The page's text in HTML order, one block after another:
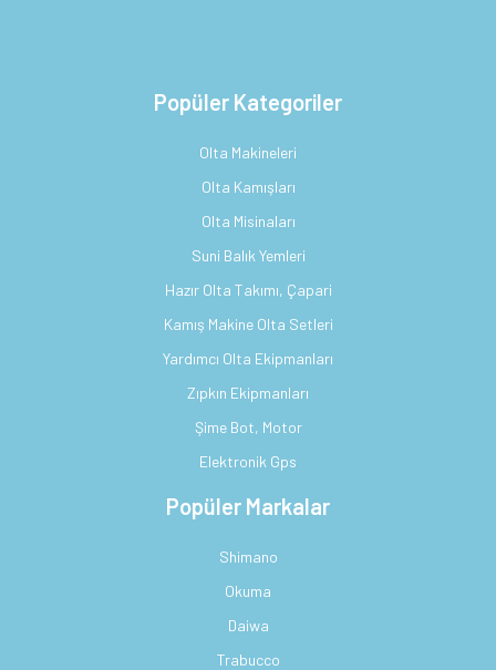
Popüler Kategoriler
Olta Makineleri
Olta Kamışları
Olta Misinaları
Suni Balık Yemleri
Hazır Olta Takımı, Çapari
Kamış Makine Olta Setleri
Yardımcı Olta Ekipmanları
Zıpkın Ekipmanları
Şime Bot, Motor
Elektronik Gps
Popüler Markalar
Shimano
Okuma
Daiwa
Trabucco